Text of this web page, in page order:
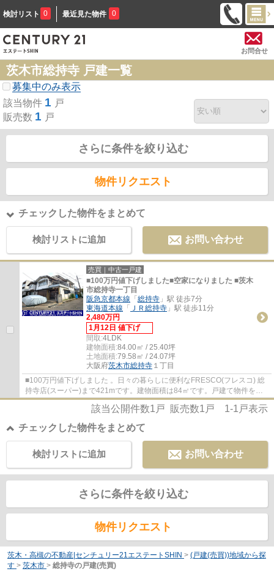
検討リスト 0 最近見た物件 0
お問合せ
茨木市総持寺 戸建一覧
募集中のみ表示
該当物件 1 戸
販売数 1 戸
さらに条件を絞り込む
物件リクエスト
チェックした物件をまとめて
検討リストに追加 お問い合わせ
売買｜中古一戸建
■100万円値下げしました■空家になりました ■茨木
市総持寺一丁目
阪急京都本線 「 総持寺 」駅 徒歩7分
東海道本線 「 ＪＲ総持寺 」駅 徒歩11分
2,480万円
1月12日 値下げ
間取:4LDK
建物面積:84.00㎡ / 25.40坪
土地面積:79.58㎡ / 24.07坪
大阪府茨木市総持寺 １丁目
■100万円値下げしました 。日々の暮らしに便利なFRESCO(フレスコ) 総
持寺店(スーパー)まで421mです。建物面積は84㎡です。戸建て物件をお
探しの方は、便利な価格からなる中古物件はい...
該当公開件数1 戸 販売数1 戸 1-1 戸表示
チェックした物件をまとめて
お問い合わせ
検討リストに追加
さらに条件を絞り込む
物件リクエスト
茨木・高槻の不動産|センチュリー21エステートSHIN > (戸建(売買))地域から探
す > 茨木市 > 総持寺の戸建(売買)